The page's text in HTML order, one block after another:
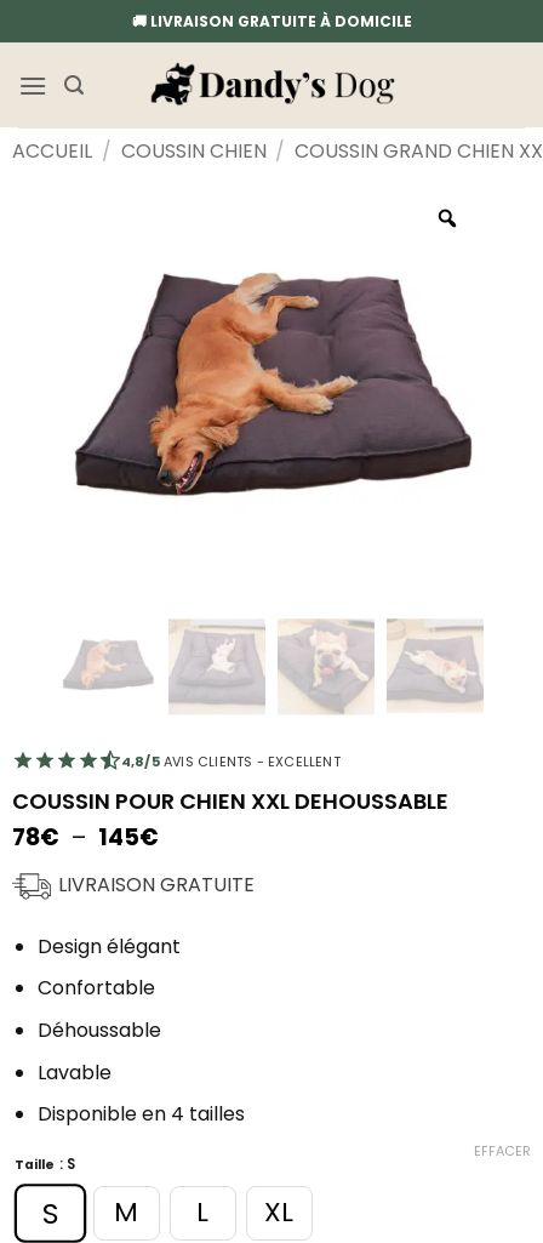
au
contenu
🚚 LIVRAISON GRATUITE À DOMICILE
ACCUEIL / COUSSIN CHIEN / COUSSIN GRAND CHIEN
4,8/5AVIS CLIENTS - EXCELLENT
COUSSIN POUR CHIEN XXL DEHOUSSABLE
78€ – 145€Plage
prix :
145€
LIVRAISON GRATUITE
Design élégant
Confortable
Déhoussable
Lavable
Disponible en 4 tailles
Taille : S
S M L XL
EFFACER